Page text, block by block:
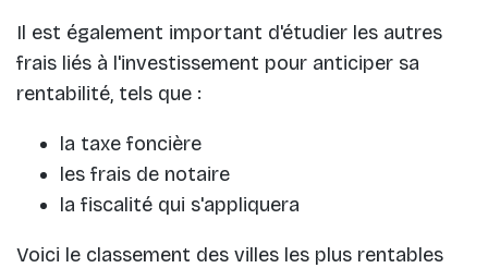
Il est également important d'étudier les autres
frais liés à l'investissement pour anticiper sa
rentabilité, tels que :
la taxe foncière
les frais de notaire
la fiscalité qui s'appliquera
Voici le classement des villes les plus rentables